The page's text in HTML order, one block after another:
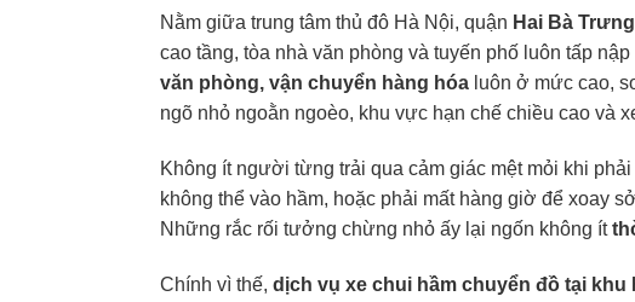
Nằm giữa trung tâm thủ đô Hà Nội, quận Hai Bà Trưng
cao tầng, tòa nhà văn phòng và tuyến phố luôn tấp
văn phòng, vận chuyển hàng hóa luôn ở mức cao,
ngõ nhỏ ngoằn ngoèo, khu vực hạn chế chiều cao và
Không ít người từng trải qua cảm giác mệt mỏi khi
không thể vào hầm, hoặc phải mất hàng giờ để xoay
Những rắc rối tưởng chừng nhỏ ấy lại ngốn không ít
Chính vì thế, dịch vụ xe chui hầm chuyển đồ tại khu